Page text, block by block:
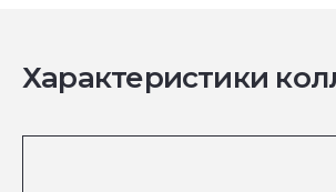
Характеристики